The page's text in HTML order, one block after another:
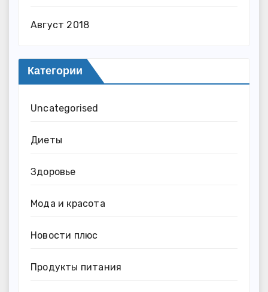
Август 2018
Категории
Uncategorised
Диеты
Здоровье
Мода и красота
Новости плюс
Продукты питания